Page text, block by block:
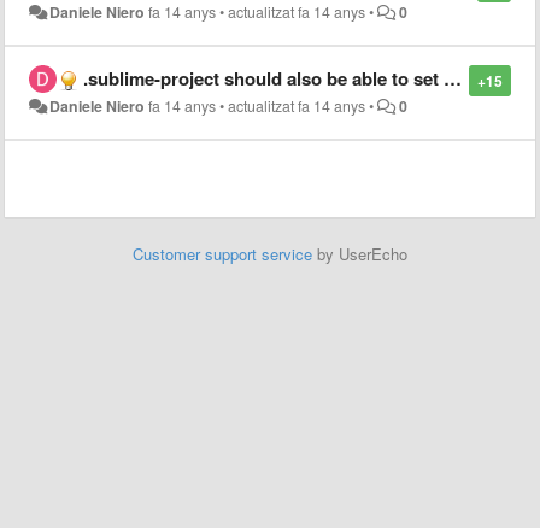
Daniele Niero fa 14 anys•actualitzatfa 14 anys• 0
+15
.sublime-project should also be able to set environment variable
Daniele Niero fa 14 anys•actualitzatfa 14 anys• 0
Customer support service by UserEcho